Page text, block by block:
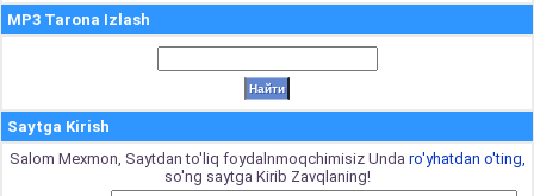
MP3 Tarona Izlash
Saytga Kirish
Salom Mexmon, Saytdan to'liq foydalnmoqchimisiz Unda ro'yhatdan o'ting,
so'ng saytga Kirib Zavqlaning!